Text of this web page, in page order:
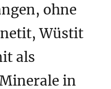
ohne
Wüstit
als
in